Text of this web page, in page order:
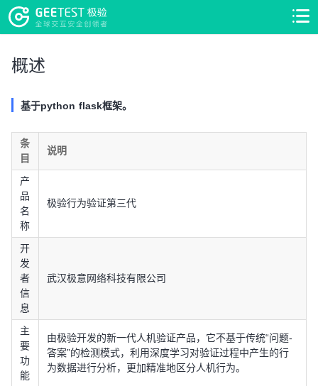
>
概述
基于python flask框架。
条
目
说明
产
品
名
称
极验行为验证第三代
开
发
者
信
息
武汉极意网络科技有限公司
主
要
功
能
由极验开发的新一代人机验证产品，它不基于传统“问题-
答案”的检测模式，利用深度学习对验证过程中产生的行
为数据进行分析，更加精准地区分人机行为。